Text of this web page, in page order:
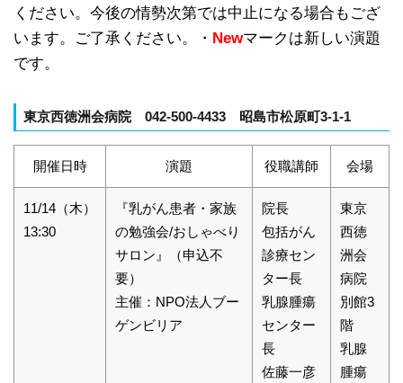
ください。今後の情勢次第では中止になる場合もござ
います。ご了承ください。・ Newマークは新しい演題
です。
東京西徳洲会病院 042-500-4433 昭島市松原町3-1-1
開催日時 演題 役職講師 会場
11/14（木）
13:30
『乳がん患者・家族
の勉強会/おしゃべり
サロン』（申込不
要）
主催：NPO法人ブー
ゲンビリア
院長
包括がん
診療セン
ター長
乳腺腫瘍
センター
長
佐藤一彦
東京
西徳
洲会
病院
別館3
階
乳腺
腫瘍